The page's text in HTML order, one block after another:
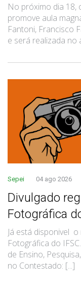
No próximo dia 18,
promove aula
Fantoni, Francisco
e será realizada no
Sepei 04 ago 2026
Divulgado
Fotográfica
Já está disponivel
Fotográfica do
de Ensino,
no Contestado: [...]